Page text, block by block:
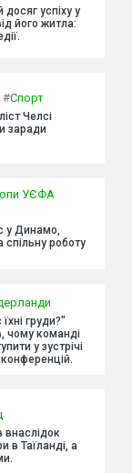
успіху у
його житла:
#Спорт
Челсі
заради
УЄФА
у Динамо,
роботу
груди?"
чому команді
у зустрічі
внаслідок
в Таїланді, а